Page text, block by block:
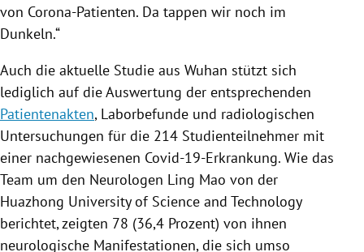
von Corona-Patienten. Da tappen wir noch im
Dunkeln.“
Auch die aktuelle Studie aus Wuhan stützt sich
lediglich auf die Auswertung der entsprechenden
Patientenakten, Laborbefunde und radiologischen
Untersuchungen für die 214 Studienteilnehmer mit
einer nachgewiesenen Covid-19-Erkrankung. Wie das
Team um den Neurologen Ling Mao von der
Huazhong Universityof Science and Technology
berichtet, zeigten 78 (36,4 Prozent) von ihnen
neurologische Manifestationen, die sich umso